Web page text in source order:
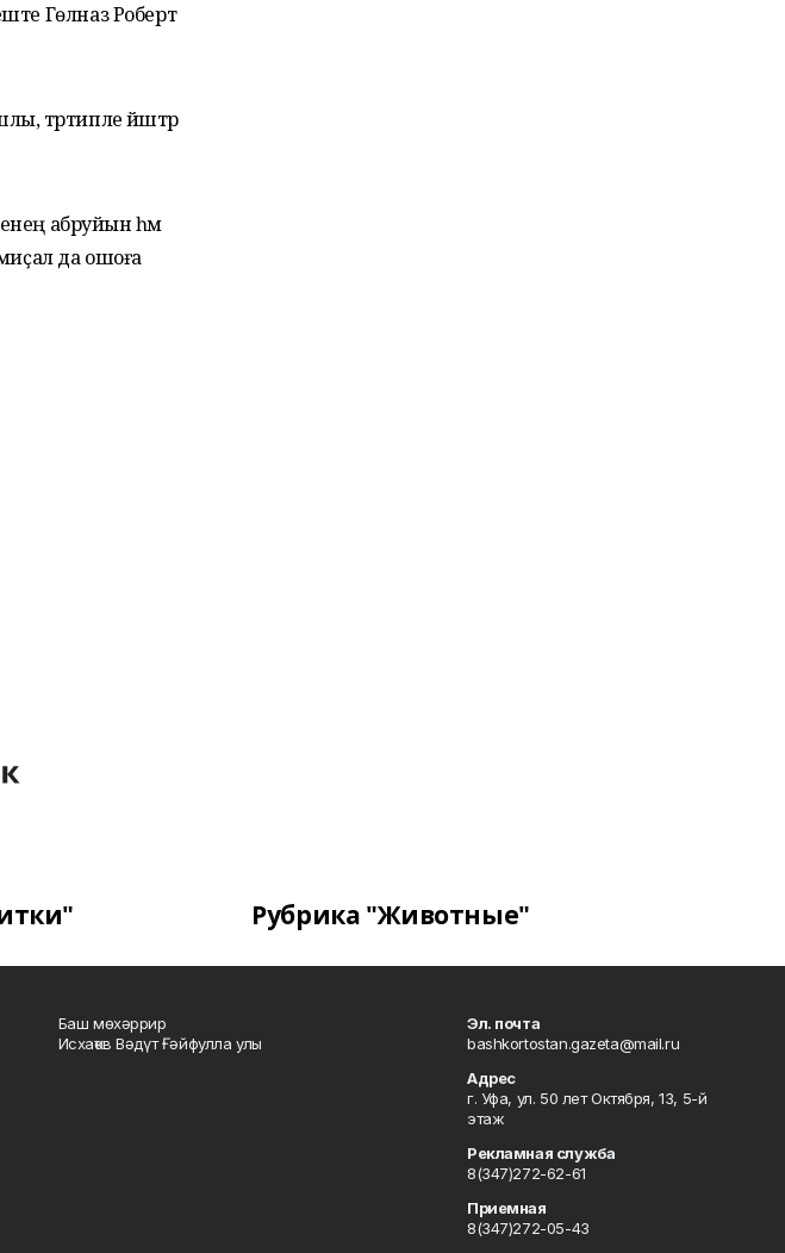
Гөлназ Роберт
тәртипле йәштәр
абруйын һәм
миҫал да ошоға
Рубрика "Животные"
Баш мөхәррир
Исхаҡов Вәдүт Ғәйфулла улы
Эл. почта
bashkortostan.gazeta@mail.ru
Адрес
г. Уфа, ул. 50 лет Октября, 13, 5-й
этаж
Рекламная служба
8(347)272-62-61
Приемная
8(347)272-05-43